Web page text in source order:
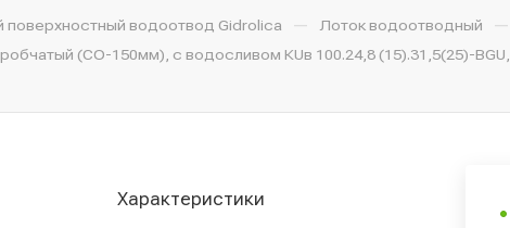
поверхностный водоотвод Gidrolica — Лоток водоотводный —
(СО-150мм), с водосливом КUв 100.24,8 (15).31,5(25)-
Характеристики